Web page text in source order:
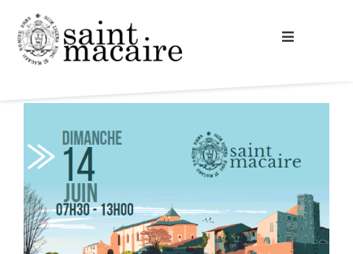
A la découverte
Vie commune
Cadre de vie